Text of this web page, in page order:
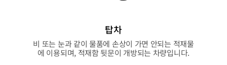
탑차
비 또는 눈과 같이 물품에 손상이 가면 안되는 적재물
에 이용되며, 적재함 뒷문이 개방되는 차량입니다.